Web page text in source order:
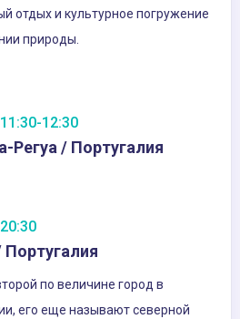
отдых и культурное погружение
природы.
11:30-12:30
Регуа / Португалия
20:30
Португалия
по величине город в
его еще называют северной